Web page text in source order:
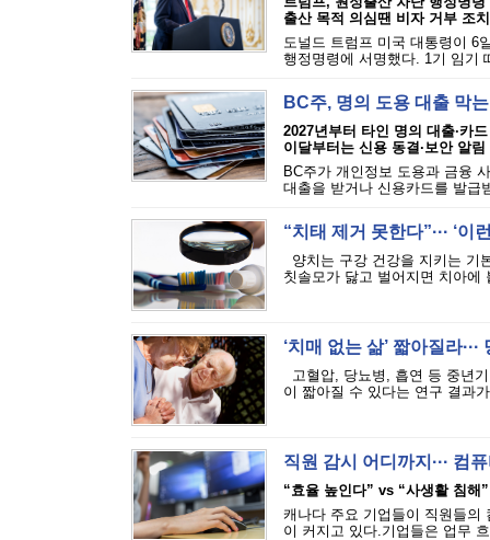
출산 목적 의심땐 비자 거부 조치
도널드 트럼프 미국 대통령이 6
행정명령에 서명했다. 1기 임기
BC주, 명의 도용 대출 막
2027년부터 타인 명의 대출·카
이달부터는 신용 동결·보안 알
BC주가 개인정보 도용과 금융
대출을 받거나 신용카드를 발급
“치태 제거 못한다”··· ‘
양치는 구강 건강을 지키는 기
칫솔모가 닳고 벌어지면 치아에
‘치매 없는 삶’ 짧아질라
고혈압, 당뇨병, 흡연 등 중년
이 짧아질 수 있다는 연구 결과
직원 감시 어디까지··· 컴
“효율 높인다” vs “사생활 침해”
캐나다 주요 기업들이 직원들의
이 커지고 있다.기업들은 업무